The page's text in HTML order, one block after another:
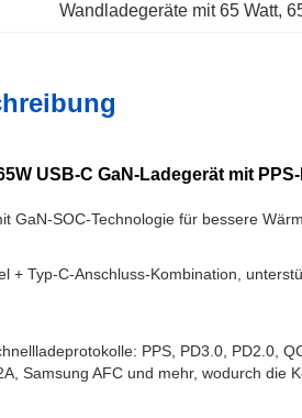
Wandladegeräte mit 65 Watt,
USB-C GaN-Ladegerät mit
GaN-SOC-Technologie für bessere
+ Typ-C-Anschluss-Kombination,
PPS, PD3.0, PD2.0,
Samsung AFC und mehr, wodurch die